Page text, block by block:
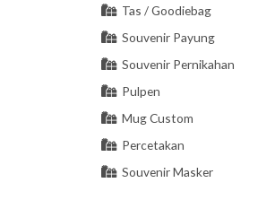
Tas / Goodiebag
Souvenir Payung
Souvenir Pernikahan
Pulpen
Mug Custom
Percetakan
Souvenir Masker